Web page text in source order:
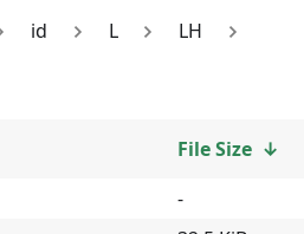
id L
LH
File Size ↓
-